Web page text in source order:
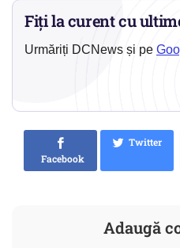
Fiți la curent cu
Urmăriți DCNews și pe
Facebook
Twitter
Adaugă